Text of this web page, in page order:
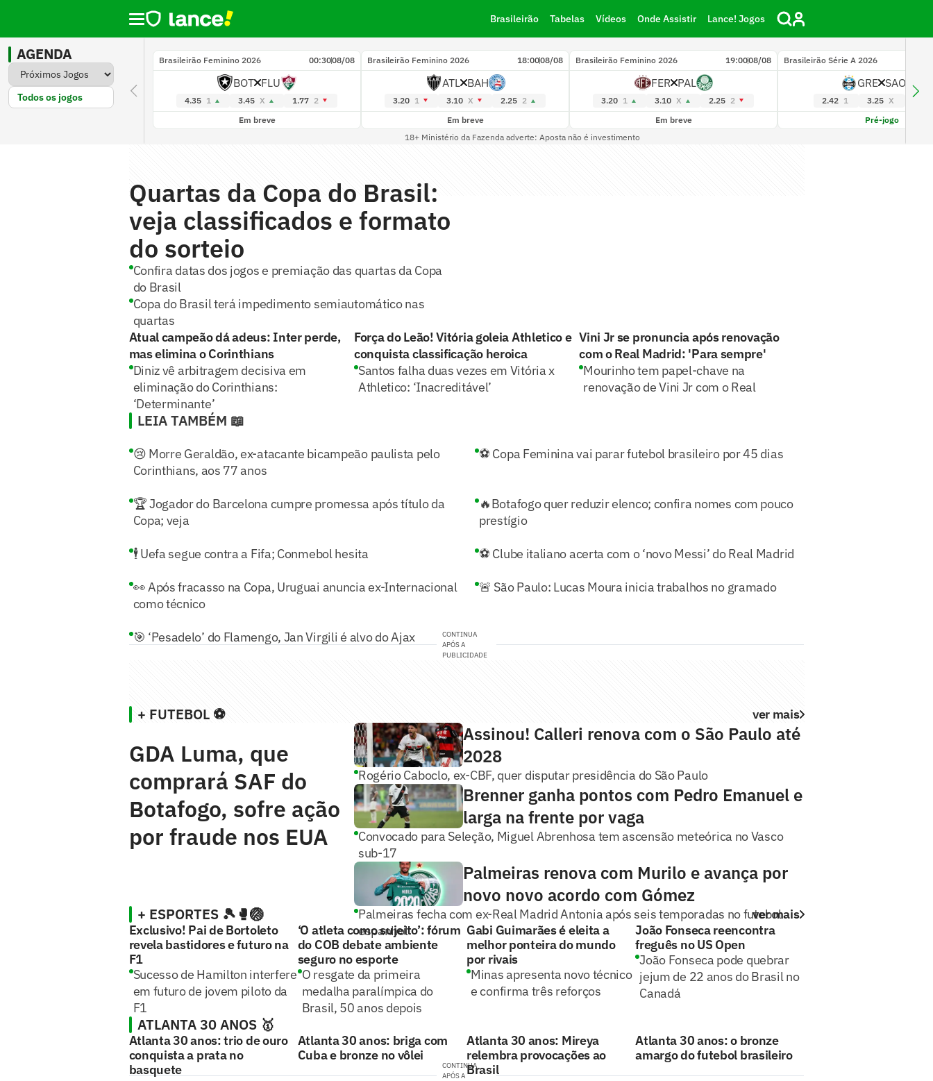
Brasileirão Tabelas Vídeos Onde Assistir Lance! Jogos
AGENDA
Todos os jogos
Brasileirão Feminino 2026 00:3008/08
BOT FLU
4.35 1 3.45 X 1.77 2
Em breve
Brasileirão Feminino 2026 18:0008/08
ATL BAH
3.20 1 3.10 X 2.25 2
Em breve
Brasileirão Feminino 2026 19:0008/08
FER PAL
3.20 1 3.10 X 2.25 2
Em breve
Brasileirão Série A 2026
GRE SAO
2.42 1 3.25 X
3.00
Pré-jogo
18+ Ministério da Fazenda adverte: Aposta não é investimento
Quartas da Copa do Brasil:
veja classificados e formato
do sorteio
Confira datas dos jogos e premiação das quartas da Copa
do Brasil
Copa do Brasil terá impedimento semiautomático nas
quartas
Atual campeão dá adeus: Inter perde,
mas elimina o Corinthians
Diniz vê arbitragem decisiva em
eliminação do Corinthians:
‘Determinante’
Força do Leão! Vitória goleia Athletico e
conquista classificação heroica
Santos falha duas vezes em Vitória x
Athletico: ‘Inacreditável’
Vini Jr se pronuncia após renovação
com o Real Madrid: 'Para sempre'
Mourinho tem papel-chave na
renovação de Vini Jr com o Real
LEIA TAMBÉM 📖
😢 Morre Geraldão, ex-atacante bicampeão paulista pelo
Corinthians, aos 77 anos
⚽ Copa Feminina vai parar futebol brasileiro por 45 dias
🏆 Jogador do Barcelona cumpre promessa após título da
Copa; veja
🔥Botafogo quer reduzir elenco; confira nomes com pouco
prestígio
🕴️ Uefa segue contra a Fifa; Conmebol hesita ⚽ Clube italiano acerta com o ‘novo Messi’ do Real Madrid
👀 Após fracasso na Copa, Uruguai anuncia ex-Internacional
como técnico
🚨 São Paulo: Lucas Moura inicia trabalhos no gramado
🎯 ‘Pesadelo’ do Flamengo, Jan Virgili é alvo do Ajax
CONTINUA
APÓS A
PUBLICIDADE
+ FUTEBOL ⚽ ver mais
GDA Luma, que
comprará SAF do
Botafogo, sofre ação
por fraude nos EUA
Assinou! Calleri renova com o São Paulo até
2028
Rogério Caboclo, ex-CBF, quer disputar presidência do São Paulo
Brenner ganha pontos com Pedro Emanuel e
larga na frente por vaga
Convocado para Seleção, Miguel Abrenhosa tem ascensão meteórica no Vasco
sub-17
Palmeiras renova com Murilo e avança por
novo novo acordo com Gómez
Palmeiras fecha com ex-Real Madrid Antonia após seis temporadas no futebol
espanhol
+ ESPORTES 🎾🥊🏐
ver mais
Exclusivo! Pai de Bortoleto
revela bastidores e futuro na
F1
Sucesso de Hamilton interfere
em futuro de jovem piloto da
F1
‘O atleta como sujeito’: fórum
do COB debate ambiente
seguro no esporte
O resgate da primeira
medalha paralímpica do
Brasil, 50 anos depois
Gabi Guimarães é eleita a
melhor ponteira do mundo
por rivais
Minas apresenta novo técnico
e confirma três reforços
João Fonseca reencontra
freguês no US Open
João Fonseca pode quebrar
jejum de 22 anos do Brasil no
Canadá
ATLANTA 30 ANOS 🥇
Atlanta 30 anos: trio de ouro
conquista a prata no
basquete
Atlanta 30 anos: briga com
Cuba e bronze no vôlei
Atlanta 30 anos: Mireya
relembra provocações ao
Brasil
Atlanta 30 anos: o bronze
amargo do futebol brasileiro
CONTINUA
APÓS A